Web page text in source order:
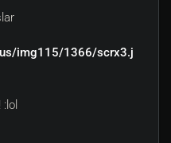
img115/1366/scrx3.j